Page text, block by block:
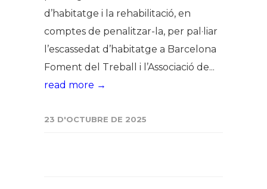
d’habitatge i la rehabilitació, en
comptes de penalitzar-la, per pal·liar
l’escassedat d’habitatge a Barcelona
Foment del Treball i l’Associació de...
read more →
23 D'OCTUBRE DE 2025